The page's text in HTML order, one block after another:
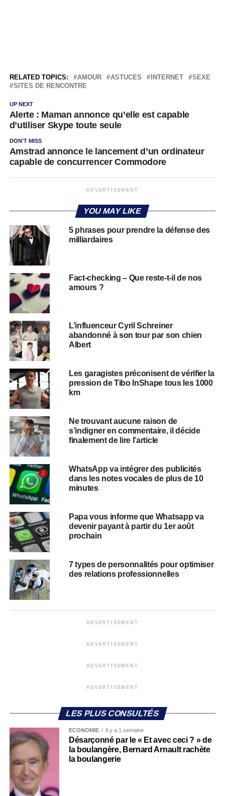
RELATED TOPICS: AMOUR ASTUCES INTERNET
SEXE
SITES DE RENCONTRE
UP NEXT
Alerte : Maman annonce qu’elle est capable
d’utiliser Skype toute seule
DON'T MISS
Amstrad annonce le lancement d’un ordinateur
capable de concurrencer Commodore
ADVERTISEMENT
YOU MAY LIKE
5 phrases pour prendre la défense des
milliardaires
Fact-checking – Que reste-t-il de nos
amours ?
L’influenceur Cyril Schreiner
abandonné à son tour par son chien
Albert
Les garagistes préconisent de vérifier la
pression de Tibo InShape tous les 1000
km
Ne trouvant aucune raison de
s’indigner en commentaire, il décide
finalement de lire l’article
WhatsApp va intégrer des publicités
dans les notes vocales de plus de 10
minutes
Papa vous informe que Whatsapp va
devenir payant à partir du 1er août
prochain
7 types de personnalités pour optimiser
des relations professionnelles
ADVERTISEMENT
ADVERTISEMENT
ADVERTISEMENT
ADVERTISEMENT
LES PLUS CONSULTÉS
ECONOMIE Il y a 1 semaine
Désarçonné par le « Et avec ceci ? » de
la boulangère, Bernard Arnault rachète
la boulangerie